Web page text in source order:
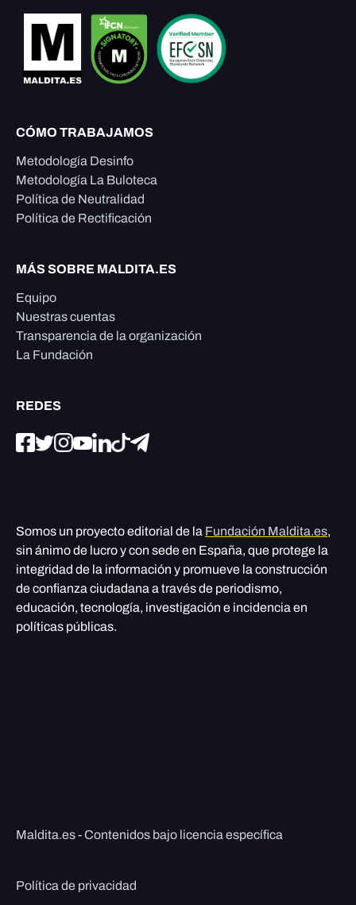
CÓMO TRABAJAMOS
Metodología Desinfo
Metodología La Buloteca
Política de Neutralidad
Política de Rectificación
MÁS SOBRE MALDITA.ES
Equipo
Nuestras cuentas
Transparencia de la organización
La Fundación
REDES
Somos un proyecto editorial de la Fundación Maldita.es,
sin ánimo de lucro y con sede en España, que protege la
integridad de la información y promueve la construcción
de confianza ciudadana a través de periodismo,
educación, tecnología, investigación e incidencia en
políticas públicas.
Maldita.es - Contenidos bajo licencia específica
Política de privacidad